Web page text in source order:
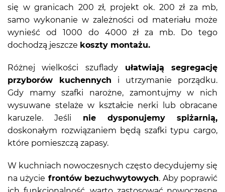
się w granicach 200 zł, projekt ok. 200 zł za mb,
samo wykonanie w zależności od materiału może
wynieść od 1000 do 4000 zł za mb. Do tego
dochodzą jeszcze koszty montażu.
Różnej wielkości szufladyułatwiają segregację
przyborów kuchennych i utrzymanie porządku.
Gdy mamy szafki narożne, zamontujmy w nich
wysuwane stelaże w kształcie nerki lub obracane
karuzele. Jeśli nie dysponujemy spiżarnią,
doskonałym rozwiązaniem będą szafki typu cargo,
które pomieszczą zapasy.
W kuchniach nowoczesnych często decydujemy się
na użycie frontów bezuchwytowych. Aby poprawić